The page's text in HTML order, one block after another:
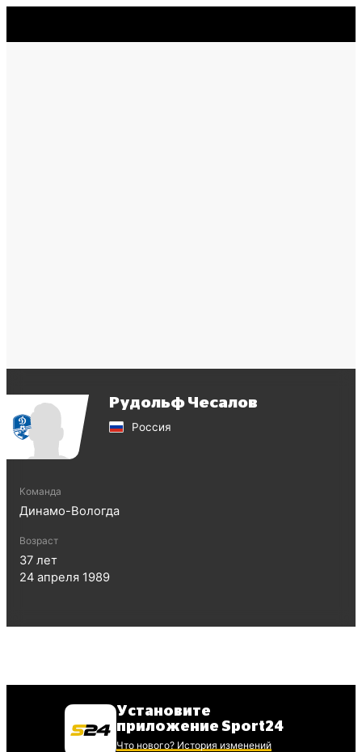
Рудольф Чесалов
Россия
Команда
Динамо-Вологда
Возраст
37 лет
24 апреля 1989
Установите
приложение Sport24
Что нового? История изменений